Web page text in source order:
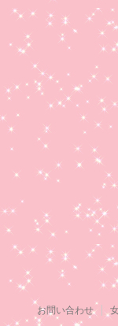
お問い合わせ